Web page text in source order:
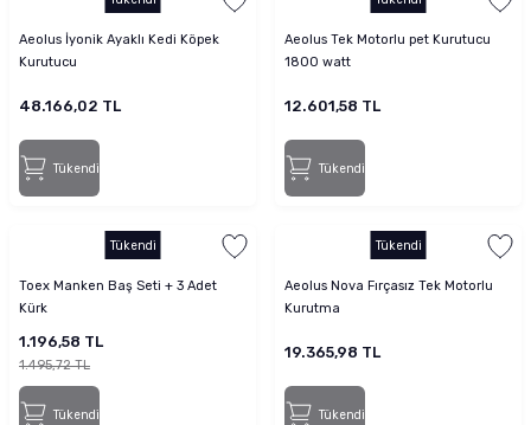
Aeolus İyonik Ayaklı Kedi Köpek
Kurutucu
48.166,02 TL
Tükendi
Aeolus Tek Motorlu pet Kurutucu
1800 watt
12.601,58 TL
Tükendi
Tükendi
Toex Manken Baş Seti + 3 Adet
Kürk
1.196,58 TL
1.495,72 TL
Tükendi
Tükendi
Aeolus Nova Fırçasız Tek Motorlu
Kurutma
19.365,98 TL
Tükendi